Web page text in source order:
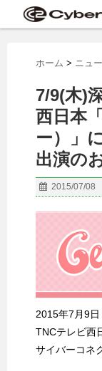
ホーム > ニュ
7/9(木)
西日本
ー）」
出演の
2015/07/08
2015年7月9
TNCテレビ西
サイバーコネ